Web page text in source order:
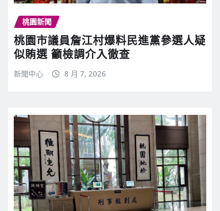
桃園新聞
桃園市議員詹江村爆料民進黨參選人疑
似賄選 籲檢調介入徹查
新聞中心 8 月 7, 2026